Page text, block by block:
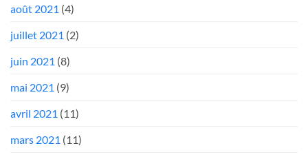
août 2021 (4)
juillet 2021 (2)
juin 2021 (8)
mai 2021 (9)
avril 2021 (11)
mars 2021 (11)